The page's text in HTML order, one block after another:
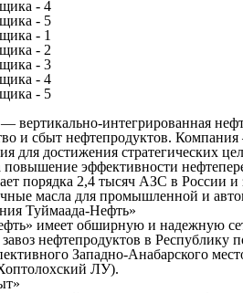
вертикально-интегрированная
и сбыт нефтепродуктов.
для достижения стратегических
эффективности
порядка 2,4 тысяч АЗС в России
масла для промышленной и
Туймаада-Нефть»
имеет обширную и надежную
нефтепродуктов в Республику
Западно-Анабарского
ЛУ).